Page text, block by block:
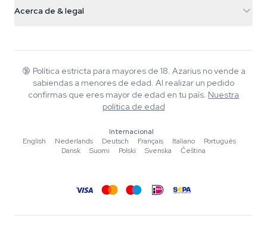
+31(0)204897914
Smokeshop
Política de devolución
Preguntas frecuentes
Política de privacidad
Acerca de & legal
Wiki
Blog
Música
Herramientas y Calculadoras
🔞 Política estricta para mayores de 18. Azarius no vende a
sabiendas a menores de edad. Al realizar un pedido
confirmas que eres mayor de edad en tu país. Nuestra
política de edad
Internacional
English
·Nederlands ·Deutsch ·Français ·Italiano ·Português
·
Dansk
·Suomi ·Polski ·Svenska ·Čeština